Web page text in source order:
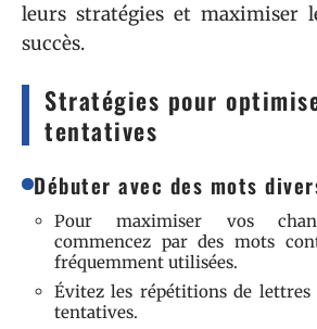
leurs stratégies et maximiser
succès.
Stratégies pour
tentatives
Débuter avec des mots
Pour maximiser vos
commencez par des mots
fréquemment utilisées.
Évitez les répétitions de lettres
tentatives.